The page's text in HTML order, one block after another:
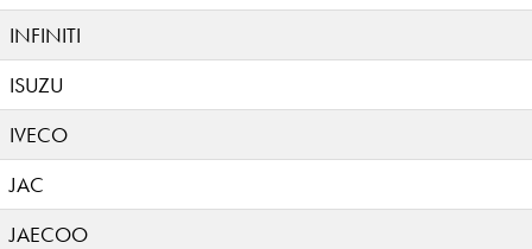
INFINITI
ISUZU
IVECO
JAC
JAECOO